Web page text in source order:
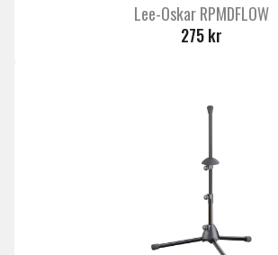
Lee-Oskar RPMDFLOW
275 kr